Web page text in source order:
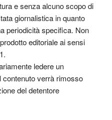
e senza alcuno scopo di
giornalistica in quanto
periodicità specifica. Non
editoriale ai sensi
ledere un
contenuto verrà rimosso
del detentore